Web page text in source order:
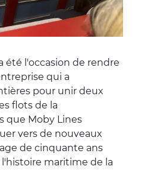
été l'occasion de rendre
qui a
pour unir deux
flots de la
que Moby Lines
vers de nouveaux
de cinquante ans
l'histoire maritime de la